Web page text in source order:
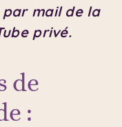
par mail de la
privé.
de
: